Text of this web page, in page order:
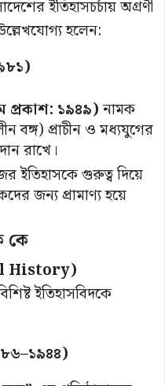
ইতিহাসচর্চায় অগ্রণী
হলেন:
প্রকাশ: ১৯৪৯)নামক
বঙ্গ) প্রাচীন ও মধ্যযুগের
রাখে।
ইতিহাসকে গুরুত্ব দিয়ে
জন্য প্রামাণ্য হয়ে
কে
History)
ইতিহাসবিদকে